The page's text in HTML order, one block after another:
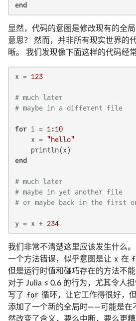
end
显然，代码的意图是修改现有的全
意思？ 然而，并非所有现实世界的
晰。 我们发现像下面这样的代码经常
x = 123
# much later
# maybe in a different file
for i = 1 :10
    x =
"hello"
end
# much later
# maybe in yet another file
# or maybe back in the first
y = x + 234
我们非常不清楚这里应该发生什么
一个方法错误，似乎意图是让 x 在
但是运行时值和碰巧存在的方法不
对于 Julia ≤ 0.6 的行为，尤其令人
写了 for 循环，让它工作得很好，
添加了一个新的全局时——可能是
然改变了含义，要么中断，要么更